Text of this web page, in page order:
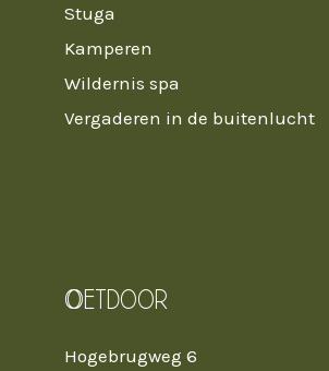
Stuga
Kamperen
Wildernis spa
Vergaderen in de buitenlucht
Oetdoor
Hogebrugweg 6